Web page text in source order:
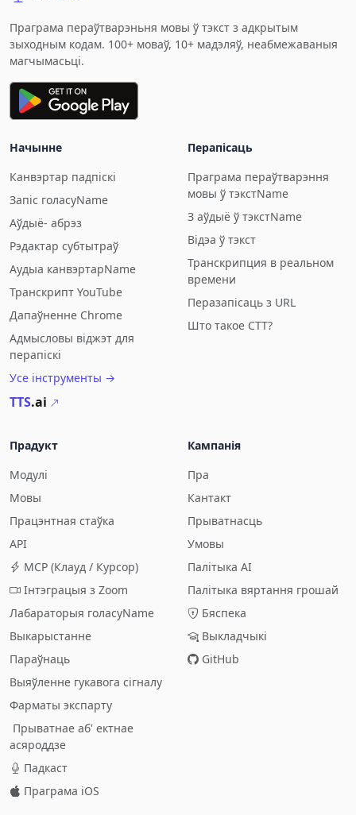
Праграма пераўтварэньня мовы ў тэкст з адкрытым
зыходным кодам. 100+ моваў, 10+ мадэляў, неабмежаваныя
магчымасьці.
Начынне
Канвэртар падпіскі
Запіс голасуName
Аўдыё- абрэз
Рэдактар субтытраў
Аудыа канвэртарName
Транскрипт YouTube
Дапаўненне Chrome
Адмысловы віджэт для
перапіскі
Усе інструменты →
TTS.ai
Перапісаць
Праграма пераўтварэння
мовы ў тэкстName
З аўдыё ў тэкстName
Відэа ў тэкст
Транскрипция в реальном
времени
Перазапісаць з URL
Што такое СТТ?
Прадукт
Модулі
Мовы
Працэнтная стаўка
API
МCP (Клауд / Курсор)
Інтэграцыя з Zoom
Лабараторыя голасуName
Выкарыстанне
Параўнаць
Выяўленне гукавога сігналу
Фарматы экспарту
Прыватнае аб' ектнае
асяроддзе
Падкаст
Праграма iOS
Кампанія
Пра
Кантакт
Прыватнасць
Умовы
Палітыка AI
Палітыка вяртання грошай
Бяспека
Выкладчыкі
GitHub